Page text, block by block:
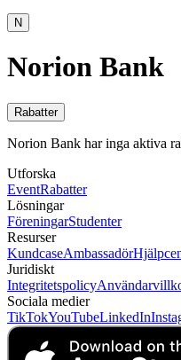
N
Norion Bank
Rabatter
Norion Bank har inga aktiva
Utforska
EventRabatter
Lösningar
FöreningarStudenter
Resurser
KundcaseAmbassadör
Juridiskt
Integritetspolicy
Sociala medier
TikTokYouTubeLinkedIn